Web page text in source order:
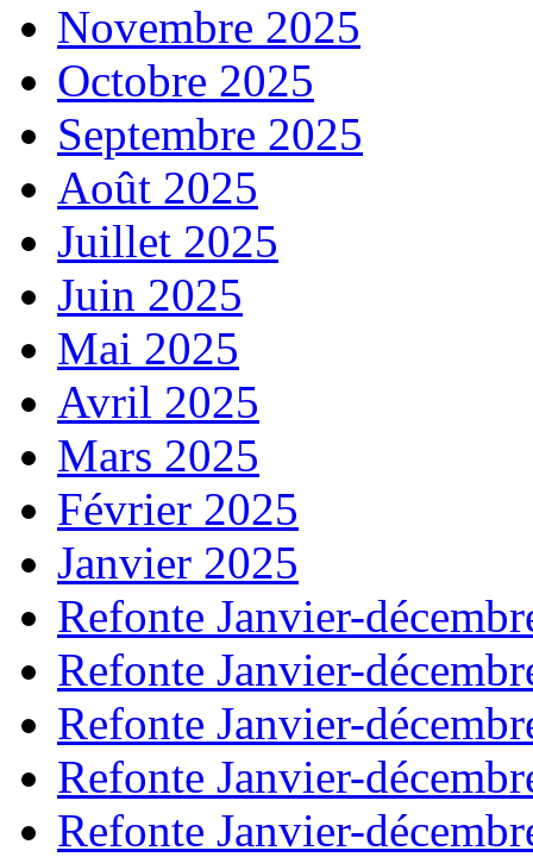
Novembre 2025
Octobre 2025
Septembre 2025
Août 2025
Juillet 2025
Juin 2025
Mai 2025
Avril 2025
Mars 2025
Février 2025
Janvier 2025
Refonte Janvier-
Refonte Janvier-
Refonte Janvier-
Refonte Janvier-
Refonte Janvier-